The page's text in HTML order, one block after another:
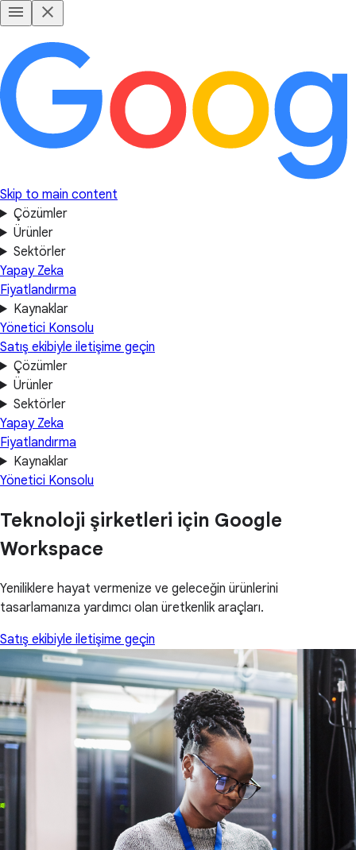
Skip to main content
Çözümler
Ürünler
Sektörler
Yapay Zeka
Fiyatlandırma
Kaynaklar
Yönetici Konsolu
Satış ekibiyle iletişime geçin
Çözümler
Ürünler
Sektörler
Yapay Zeka
Fiyatlandırma
Kaynaklar
Yönetici Konsolu
Teknoloji şirketleri için Google
Workspace
Yeniliklere hayat vermenize ve geleceğin ürünlerini
tasarlamanıza yardımcı olan üretkenlik araçları.
Satış ekibiyle iletişime geçin